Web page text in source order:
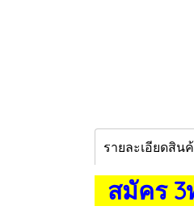
รายละเอียดสิน
สมัคร